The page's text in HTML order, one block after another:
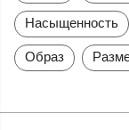
Насыщенность
Образ